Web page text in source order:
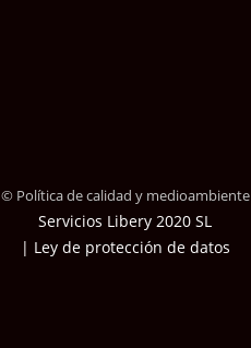
© Política de calidad y medioambiente
Servicios Libery 2020 SL
| Ley de protección de datos